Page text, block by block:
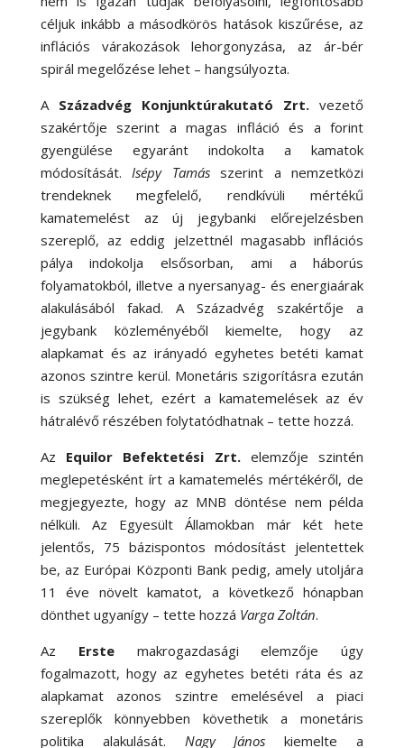
céljuk inkább a másodkörös hatások kiszűrése, az
inflációs várakozások lehorgonyzása, az ár-bér
spirál megelőzése lehet – hangsúlyozta.
A
Századvég Konjunktúrakutató Zrt. vezető
szakértője szerint a magas infláció és a forint
gyengülése egyaránt indokolta a kamatok
módosítását.
Isépy Tamás szerint a nemzetközi
trendeknek megfelelő, rendkívüli mértékű
kamatemelést az új jegybanki előrejelzésben
szereplő, az eddig jelzettnél magasabb inflációs
pálya indokolja elsősorban, ami a háborús
folyamatokból, illetve a nyersanyag- és energiaárak
alakulásából fakad. A Századvég szakértője a
jegybank közleményéből kiemelte, hogy az
alapkamat és az irányadó egyhetes betéti kamat
azonos szintre kerül. Monetáris szigorításra ezután
is szükség lehet, ezért a kamatemelések az év
hátralévő részében folytatódhatnak – tette hozzá.
Az
Equilor Befektetési Zrt. elemzője szintén
meglepetésként írt a kamatemelés mértékéről, de
megjegyezte, hogy az MNB döntése nem példa
nélküli. Az Egyesült Államokban már két hete
jelentős, 75 bázispontos módosítást jelentettek
be, az Európai Központi Bank pedig, amely utoljára
11 éve növelt kamatot, a következő hónapban
dönthet ugyanígy – tette hozzá Varga Zoltán.
Az
Erste
makrogazdasági elemzője úgy
fogalmazott, hogy az egyhetes betéti ráta és az
alapkamat azonos szintre emelésével a piaci
szereplők könnyebben követhetik a monetáris
politika alakulását.
Nagy János
kiemelte a